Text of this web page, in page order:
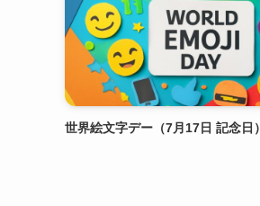
世界絵文字デー（7月17日 記念日）